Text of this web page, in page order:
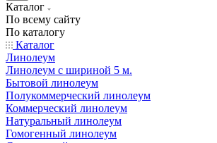
Каталог
По всему сайту
По каталогу
Каталог
Линолеум
Линолеум с шириной 5 м.
Бытовой линолеум
Полукоммерческий линолеум
Коммерческий линолеум
Натуральный линолеум
Гомогенный линолеум